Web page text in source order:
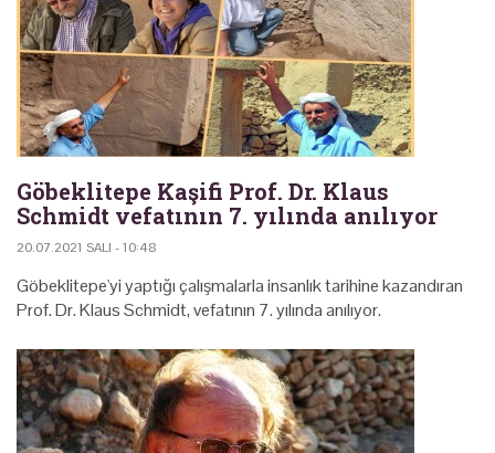
Göbeklitepe Kaşifi Prof. Dr. Klaus
Schmidt vefatının 7. yılında anılıyor
20.07.2021 SALI - 10:48
Göbeklitepe'yi yaptığı çalışmalarla insanlık tarihine kazandıran
Prof. Dr. Klaus Schmidt, vefatının 7. yılında anılıyor.